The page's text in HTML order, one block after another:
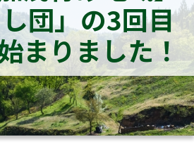
団」の3回目
まりました！